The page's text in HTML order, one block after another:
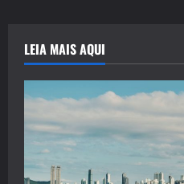
LEIA MAIS AQUI